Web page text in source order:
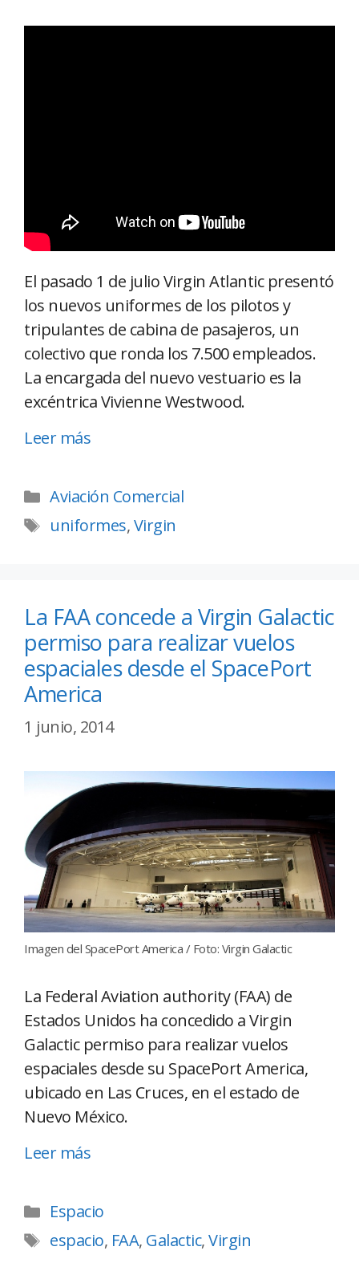
El pasado 1 de julio Virgin Atlantic presentó
los nuevos uniformes de los pilotos y
tripulantes de cabina de pasajeros, un
colectivo que ronda los 7.500 empleados.
La encargada del nuevo vestuario es la
excéntrica Vivienne Westwood.
Leer más
Aviación Comercial
uniformes,Virgin
La FAA concede a Virgin Galactic
permiso para realizar vuelos
espaciales desde el SpacePort
America
1 junio, 2014
Imagen del SpacePort America / Foto: Virgin Galactic
La Federal Aviation authority (FAA) de
Estados Unidos ha concedido a Virgin
Galactic permiso para realizar vuelos
espaciales desde su SpacePort America,
ubicado en Las Cruces, en el estado de
Nuevo México.
Leer más
Espacio
espacio, FAA, Galactic,Virgin